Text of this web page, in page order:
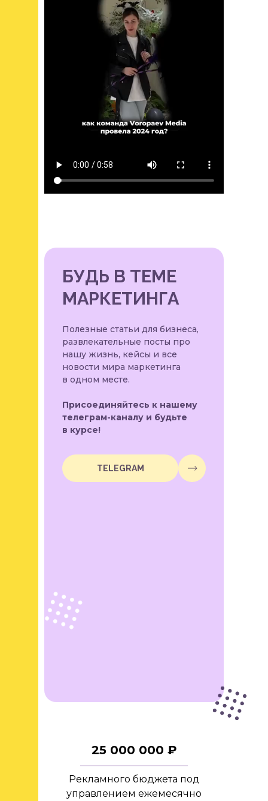
БУДЬ В ТЕМЕ
МАРКЕТИНГА
Полезные статьи для бизнеса,
развлекательные посты про
нашу жизнь, кейсы и все
новости мира маркетинга
в одном месте.
Присоединяйтесь к нашему
телеграм-каналу и будьте
в курсе!
TELEGRAM
25 000 000 ₽
Рекламного бюджета под
управлением ежемесячно